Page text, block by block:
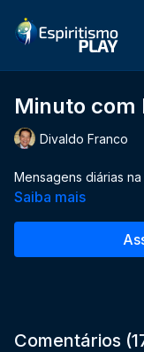
Minuto com
Divaldo Franco
Mensagens diárias
Saiba mais
Comentários (